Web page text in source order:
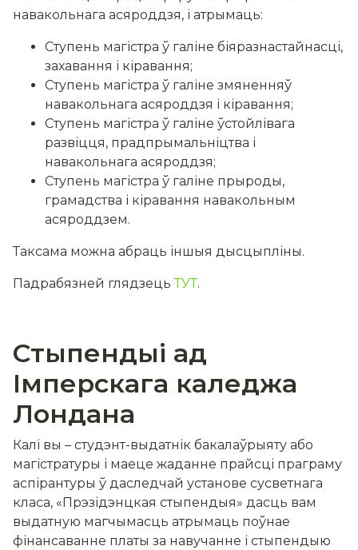
навакольнага асяроддзя, і атрымаць:
Ступень магістра ў галіне біяразнастайнасці,
захавання і кіравання;
Ступень магістра ў галіне змяненняў
навакольнага асяроддзя і кіравання;
Ступень магістра ў галіне ўстойлівага
развіцця, прадпрымальніцтва і
навакольнага асяроддзя;
Ступень магістра ў галіне прыроды,
грамадства і кіравання навакольным
асяроддзем.
Таксама можна абраць іншыя дысцыпліны.
Падрабязней глядзецьТУТ.
Стыпендыі ад
Імперскага каледжа
Лондана
Калі вы – студэнт-выдатнік бакалаўрыяту або
магістратуры і маеце жаданне прайсці праграму
аспірантуры ў даследчай установе сусветнага
класа, «Прэзідэнцкая стыпендыя» дасць вам
выдатную магчымасць атрымаць поўнае
фінансаванне платы за навучанне і стыпендыю